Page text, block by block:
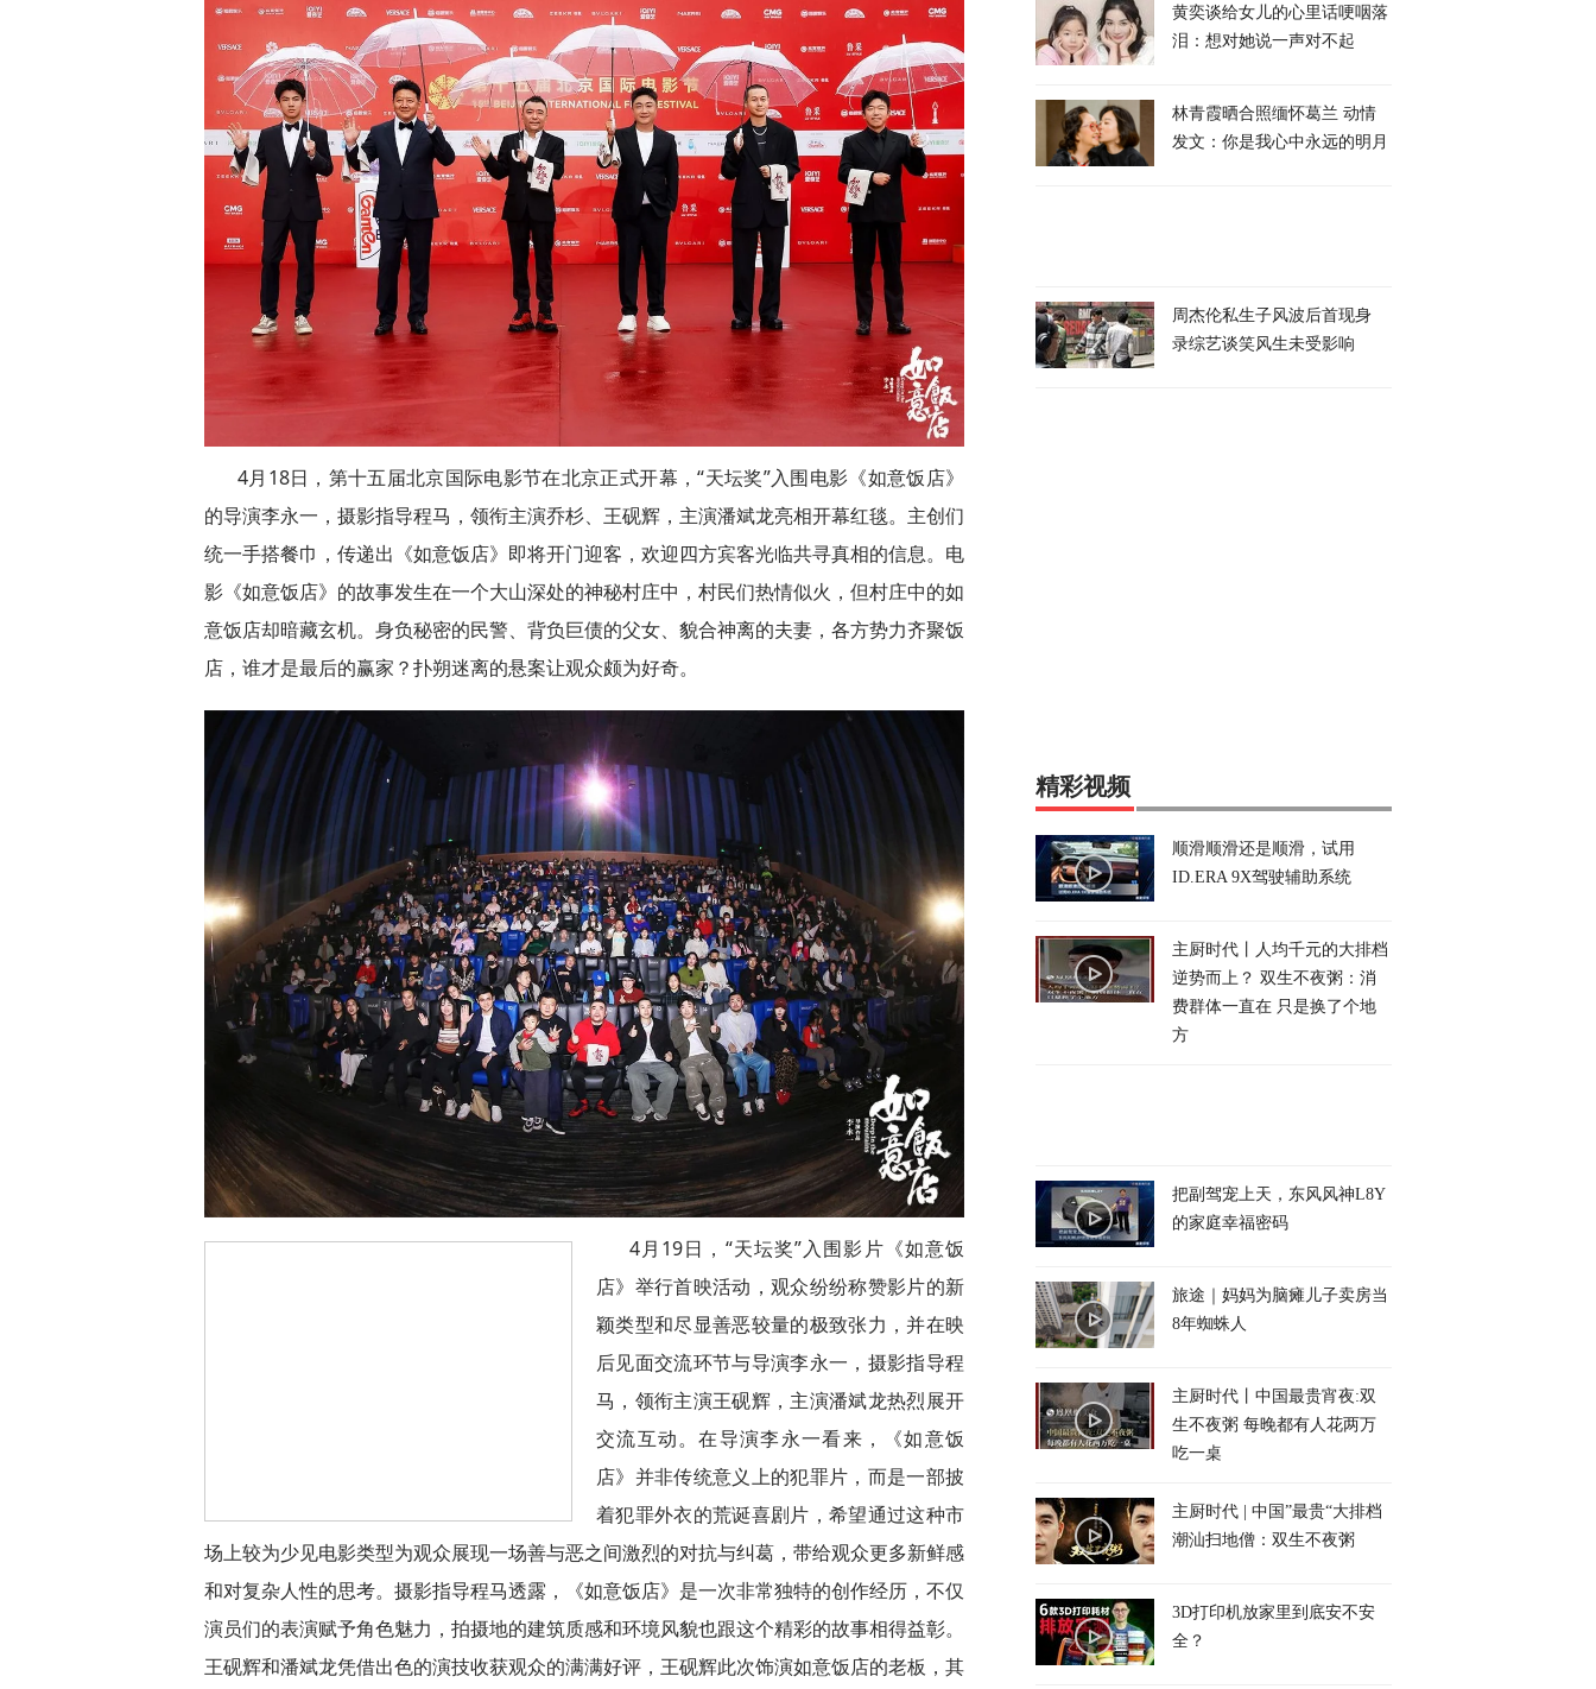
4月18日，第十五届北京国际电影节在北京正式开幕，“天坛奖”入围电影《如意饭店》
的导演李永一，摄影指导程马，领衔主演乔杉、王砚辉，主演潘斌龙亮相开幕红毯。主创们
统一手搭餐巾，传递出《如意饭店》即将开门迎客，欢迎四方宾客光临共寻真相的信息。电
影《如意饭店》的故事发生在一个大山深处的神秘村庄中，村民们热情似火，但村庄中的如
意饭店却暗藏玄机。身负秘密的民警、背负巨债的父女、貌合神离的夫妻，各方势力齐聚饭
店，谁才是最后的赢家？扑朔迷离的悬案让观众颇为好奇。
4月19日，“天坛奖”入围影片《如意饭
店》举行首映活动，观众纷纷称赞影片的新
颖类型和尽显善恶较量的极致张力，并在映
后见面交流环节与导演李永一，摄影指导程
马，领衔主演王砚辉，主演潘斌龙热烈展开
交流互动。在导演李永一看来，《如意饭
店》并非传统意义上的犯罪片，而是一部披
着犯罪外衣的荒诞喜剧片，希望通过这种市
场上较为少见电影类型为观众展现一场善与恶之间激烈的对抗与纠葛，带给观众更多新鲜感
和对复杂人性的思考。摄影指导程马透露，《如意饭店》是一次非常独特的创作经历，不仅
演员们的表演赋予角色魅力，拍摄地的建筑质感和环境风貌也跟这个精彩的故事相得益彰。
王砚辉和潘斌龙凭借出色的演技收获观众的满满好评，王砚辉此次饰演如意饭店的老板，其
黄奕谈给女儿的心里话哽咽落
泪：想对她说一声对不起
林青霞晒合照缅怀葛兰 动情
发文：你是我心中永远的明月
周杰伦私生子风波后首现身
录综艺谈笑风生未受影响
精彩视频
顺滑顺滑还是顺滑，试用
ID.ERA 9X驾驶辅助系统
主厨时代丨人均千元的大排档
逆势而上？ 双生不夜粥：消
费群体一直在 只是换了个地
方
把副驾宠上天，东风风神L8Y
的家庭幸福密码
旅途｜妈妈为脑瘫儿子卖房当
8年蜘蛛人
主厨时代丨中国最贵宵夜:双
生不夜粥 每晚都有人花两万
吃一桌
主厨时代 | 中国”最贵“大排档
潮汕扫地僧：双生不夜粥
3D打印机放家里到底安不安
全？